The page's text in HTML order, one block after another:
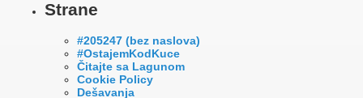
Strane
#205247 (bez naslova)
#OstajemKodKuce
Čitajte sa Lagunom
Cookie Policy
Dešavanja